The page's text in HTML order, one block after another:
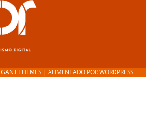
THEMES | ALIMENTADO PORWORDPRESS